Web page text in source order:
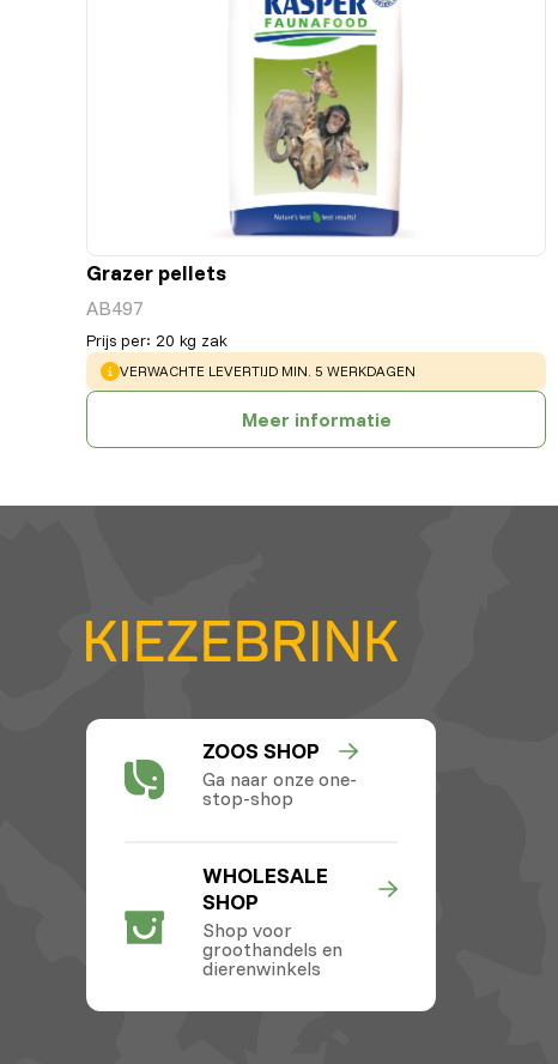
Grazer pellets
AB497
Prijs per: 20 kg zak
WARNING:
VERWACHTE LEVERTIJD MIN. 5 WERKDAGEN
Meer informatie
ZOOS SHOP
Ga naar onze one-
stop-shop
WHOLESALE
SHOP
Shop voor
groothandels en
dierenwinkels